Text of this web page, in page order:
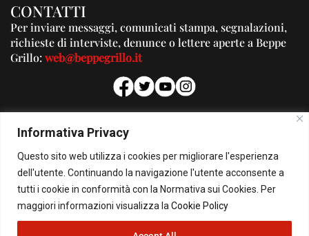
Informativa Privacy
Questo sito web utilizza i cookies per migliorare l'esperienza
dell'utente. Continuando la navigazione l'utente acconsente a
tutti i cookie in conformità con la Normativa sui Cookies. Per
maggiori informazioni visualizza la Cookie Policy
CONTATTI
Per inviare messaggi, comunicati stampa, segnalazioni,
richieste di interviste, denunce o lettere aperte a Beppe
Grillo:web@beppegrillo.it
PUBBLICITA'
Per la tua pubblicità su questo Blog:
pubblicita@beppegrillo.it